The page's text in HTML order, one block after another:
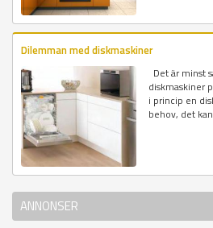
Dilemman med diskmaskiner
Det är minst
diskmaskiner
i princip en
behov, det
ANNONSER